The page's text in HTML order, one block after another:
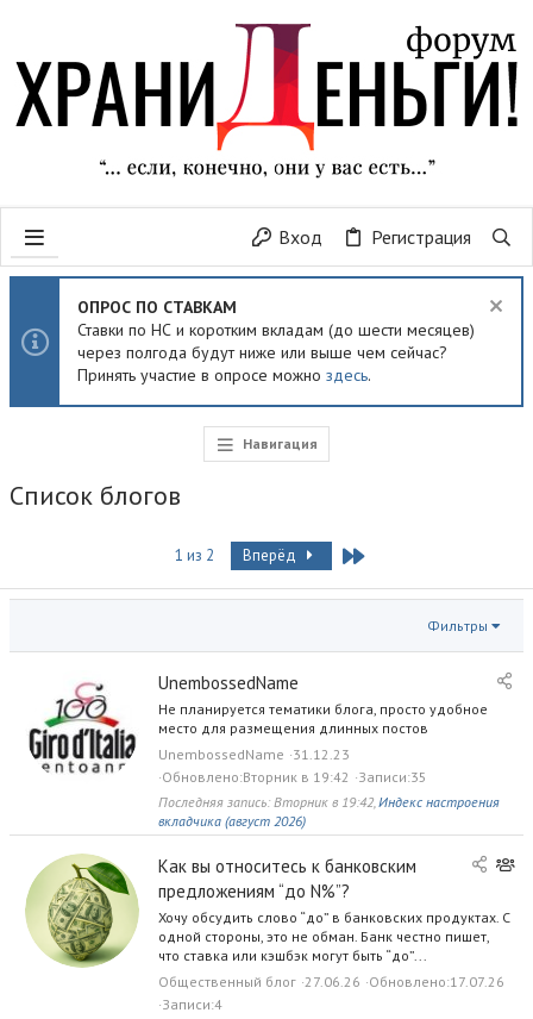
Вход Регистрация
ОПРОС ПО СТАВКАМ
Ставки по НС и коротким вкладам (до шести месяцев)
через полгода будут ниже или выше чем сейчас?
Принять участие в опросе можно здесь.
Навигация
Список блогов
1 из 2 Вперёд Last
Фильтры
UnembossedName
Не планируется тематики блога, просто удобное
место для размещения длинных постов
UnembossedName 31.12.23
Обновлено Вторник в 19:42 Записи 35
Последняя запись:Вторник в 19:42,Индекс настроения
вкладчика (август 2026)
О
Как вы относитесь к банковским
предложениям “до N%”?
Хочу обсудить слово “до” в банковских продуктах. С
одной стороны, это не обман. Банк честно пишет,
что ставка или кэшбэк могут быть “до”...
Общественный блог 27.06.26 Обновлено 17.07.26
Записи 4